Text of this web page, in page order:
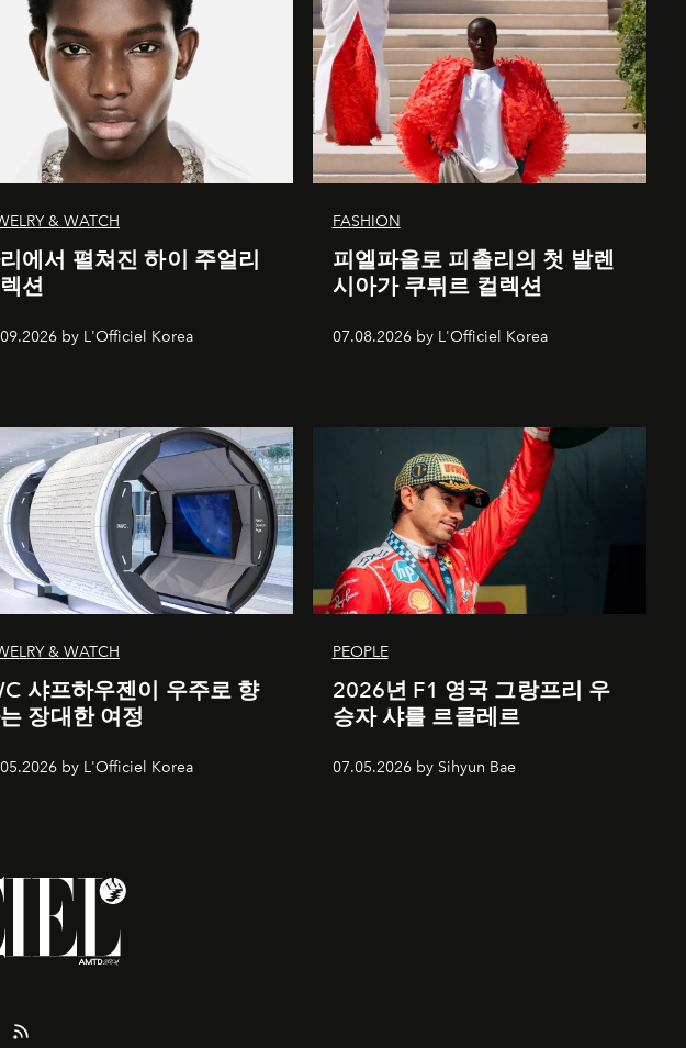
& WATCH
에서 펼쳐진 하이 주얼리
션
by L'Officiel Korea
FASHION
피엘파올로 피촐리의 첫 발렌
시아가 쿠튀르 컬렉션
07.08.2026 by L'Officiel Korea
& WATCH
샤프하우젠이 우주로 향
장대한 여정
by L'Officiel Korea
PEOPLE
2026년 F1 영국 그랑프리 우
승자 샤를 르클레르
07.05.2026 by Sihyun Bae